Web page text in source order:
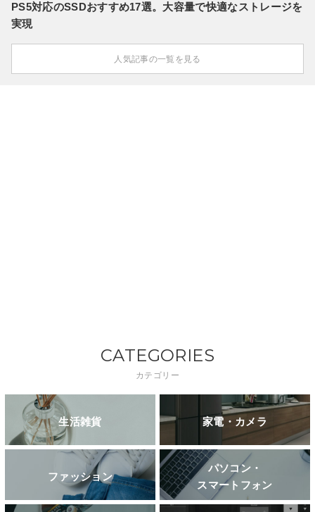
PS5対応のSSDおすすめ17選。大容量で快適なストレージを
実現
人気記事の一覧を見る
CATEGORIES
カテゴリー
生活雑貨 家電・カメラ
ファッション
パソコン・
スマートフォン